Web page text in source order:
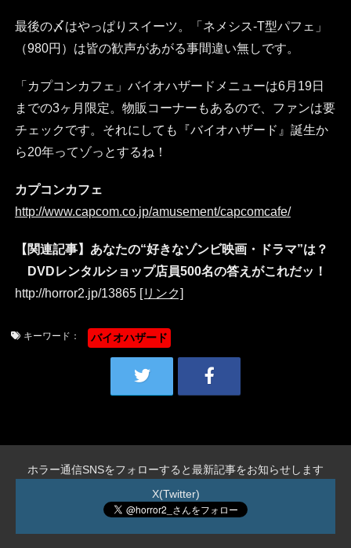
最後の〆はやっぱりスイーツ。「ネメシス-T型パフェ」
（980円）は皆の歓声があがる事間違い無しです。
「カプコンカフェ」バイオハザードメニューは6月19日
までの3ヶ月限定。物販コーナーもあるので、ファンは要
チェックです。それにしても『バイオハザード』誕生か
ら20年ってゾっとするね！
カプコンカフェ
http://www.capcom.co.jp/amusement/capcomcafe/
【関連記事】あなたの“好きなゾンビ映画・ドラマ”は？
DVDレンタルショップ店員500名の答えがこれだッ！
http://horror2.jp/13865
[リンク]
キーワード： バイオハザード
ホラー通信SNSをフォローすると最新記事をお知らせします
X(Twitter)